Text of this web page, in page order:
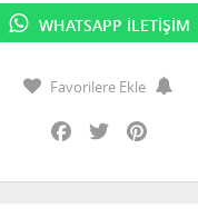
WHATSAPP İLETIŞIM
Favorilere Ekle
Facebook
Twitter